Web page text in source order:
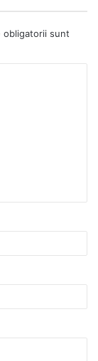
obligatorii sunt